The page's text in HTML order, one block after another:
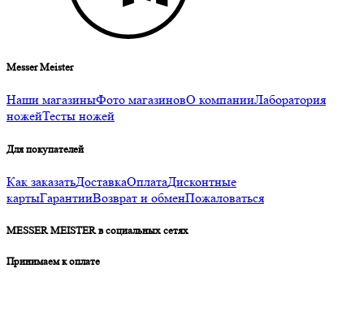
Messer Meister
Наши магазиныФото магазиновО компанииЛаборатория
ножейТесты ножей
Для покупателей
Как заказатьДоставкаОплатаДисконтные
картыГарантииВозврат и обменПожаловаться
MESSER MEISTER в социальных сетях
Принимаем к оплате